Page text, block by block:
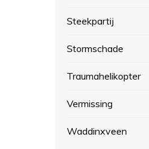
Steekpartij
Stormschade
Traumahelikopter
Vermissing
Waddinxveen